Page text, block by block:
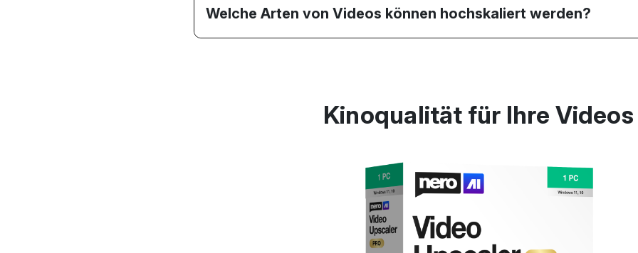
Welche Arten von Videos können hochskaliert werden?
Kinoqualität für Ihre Videos